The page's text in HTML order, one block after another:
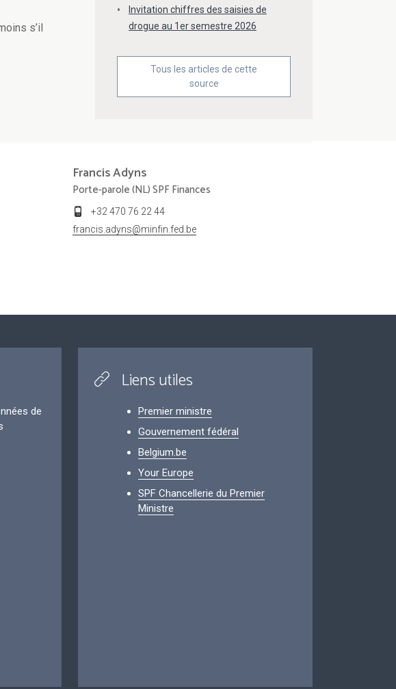
s’il
Invitation chiffres des saisies de
drogue au 1er semestre 2026
Tous les articles de cette
source
FrancisAdyns
Porte-parole (NL) SPF Finances
+32 470 76 22 44
francis.adyns@minfin.fed.be
de
Liens utiles
Premier ministre
Gouvernement fédéral
Belgium.be
Your Europe
SPF Chancellerie du Premier
Ministre